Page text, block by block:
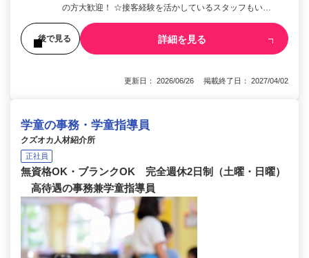
の方大歓迎！ ☆接客経験を活かしているスタッフもい…
後で見る 詳細を見る
更新日： 2026/06/26 掲載終了日： 2027/04/02
学童の事務・学童指導員
クズオカ人材紹介所
正社員
無資格OK・ブランクOK 完全週休2日制（土曜・日曜）
高待遇の事務兼学童指導員